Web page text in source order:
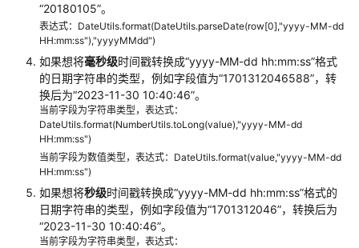
模
式
迁
移
迁
移
文
件
时
加
解
密
“20180105”。
表达式：DateUtils.format(DateUtils.parseDate(row[0],"yyyy-MM-dd
HH:mm:ss"),"yyyyMMdd")
如果想将毫秒级时间戳转换成“yyyy-MM-dd hh:mm:ss”格式
的日期字符串的类型，例如字段值为“1701312046588”，转
换后为“2023-11-30 10:40:46”。
当前字段为字符串类型，表达式：
DateUtils.format(NumberUtils.toLong(value),"yyyy-MM-dd
HH:mm:ss")
当前字段为数值类型，表达式：DateUtils.format(value,"yyyy-MM-dd
HH:mm:ss")
如果想将秒级时间戳转换成“yyyy-MM-dd hh:mm:ss”格式的
日期字符串的类型，例如字段值为“1701312046”，转换后为
“2023-11-30 10:40:46”。
当前字段为字符串类型，表达式：